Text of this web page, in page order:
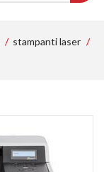
stampanti laser